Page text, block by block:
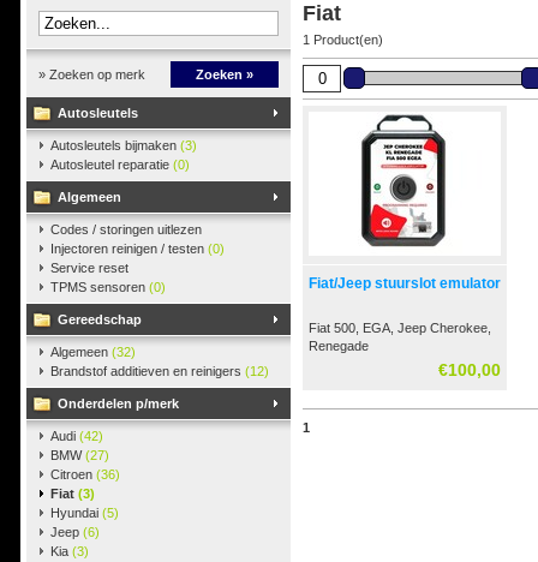
» Zoeken op merk Zoeken »
Autosleutels
Autosleutels bijmaken (3)
Autosleutel reparatie (0)
Algemeen
Codes / storingen uitlezen
Injectoren reinigen / testen (0)
Service reset
TPMS sensoren (0)
Gereedschap
Algemeen (32)
Brandstof additieven en reinigers (12)
Onderdelen p/merk
Audi (42)
BMW(27)
Citroen (36)
Fiat (3)
Hyundai (5)
Jeep (6)
Kia (3)
Fiat
1 Product(en)
Fiat/Jeep stuurslot emulator
Fiat 500, EGA, Jeep Cherokee,
Renegade
€100,00
1